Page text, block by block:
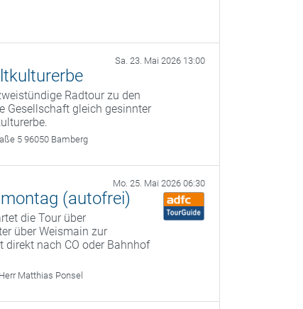
Sa. 23. Mai 2026 13:00
Radtour zu den
Gesellschaft gleich gesinnter
5 96050 Bamberg
Mo. 25. Mai 2026 06:30
(autofrei)
die Tour über
über Weismain zur
direkt nach CO oder Bahnhof
Herr Matthias Ponsel